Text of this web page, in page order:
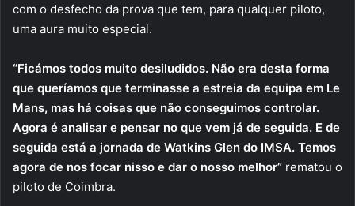
com o desfecho da prova que tem, para qualquer piloto,
uma aura muito especial.
“Ficámos todos muito desiludidos. Não era desta forma
que queríamos que terminasse a estreia da equipa em Le
Mans, mas há coisas que não conseguimos controlar.
Agora é analisar e pensar no que vem já de seguida. E de
seguida está a jornada de Watkins Glen do IMSA. Temos
agora de nos focar nisso e dar o nosso melhor” rematou o
piloto de Coimbra.